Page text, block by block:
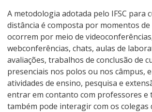
Resultados Vagas Remanescentes
Como posso estudar no IFSC?
Calendário de inscrições
Processos Seletivos
A metodologia adotada pelo IFSC para
distância é composta por momentos
ocorrem por meio de
webconferências, chats, aulas de
avaliações, trabalhos de conclusão de
presenciais nos polos ou nos câmpus,
atividades de ensino, pesquisa e
entrar em contanto com professores e
também pode interagir com os colegas